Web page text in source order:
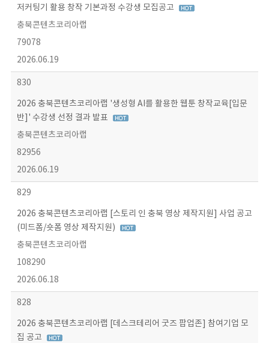
저커팅기 활용 창작 기본과정 수강생 모집공고
충북콘텐츠코리아랩
79078
2026.06.19
830
2026 충북콘텐츠코리아랩 '생성형 AI를 활용한 웹툰 창작교육[입문
반]' 수강생 선정 결과 발표
충북콘텐츠코리아랩
82956
2026.06.19
829
2026 충북콘텐츠코리아랩 [스토리 인 충북 영상 제작지원] 사업 공고
(미드폼/숏폼 영상 제작지원)
충북콘텐츠코리아랩
108290
2026.06.18
828
2026 충북콘텐츠코리아랩 [데스크테리어 굿즈 팝업존] 참여기업 모
집 공고